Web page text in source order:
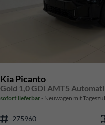
Kia Picanto
sofort lieferbar Neuwagen mit
275960